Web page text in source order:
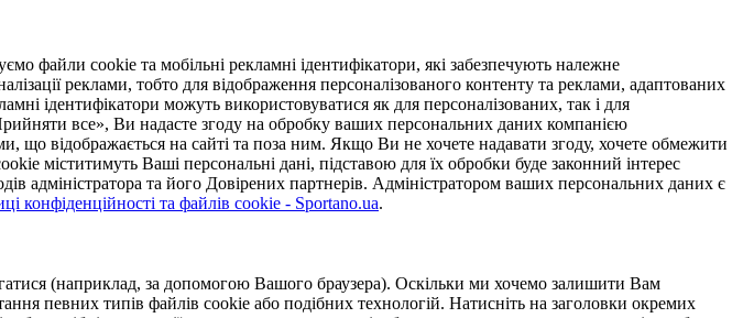
cookie та мобільні рекламні ідентифікатори, які забезпечують належне
реклами, тобто для відображення персоналізованого контенту та реклами, адаптованих
ідентифікатори можуть використовуватися як для персоналізованих, так і для
все», Ви надасте згоду на обробку ваших персональних даних компанією
що відображається на сайті та поза ним. Якщо Ви не хочете надавати згоду, хочете обмежити
міститимуть Ваші персональні дані, підставою для їх обробки буде законний інтерес
адміністратора та його Довірених партнерів. Адміністратором ваших персональних даних є
конфіденційності та файлів cookie - Sportano.ua.
(наприклад, за допомогою Вашого браузера). Оскільки ми хочемо залишити Вам
певних типів файлів cookie або подібних технологій. Натисніть на заголовки окремих